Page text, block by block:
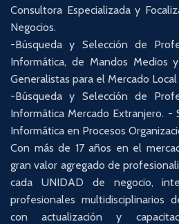
Consultora Especializada y
Negocios.
-Búsqueda y Selección de
Informática, de Mandos Medios
Generalistas para el Mercado
-Búsqueda y Selección de
Informática Mercado Extranjero. -
Informática en Procesos
Con más de 17 años en el
gran valor agregado de
cada UNIDAD de negocio,
profesionales multidisciplinarios
con actualización y